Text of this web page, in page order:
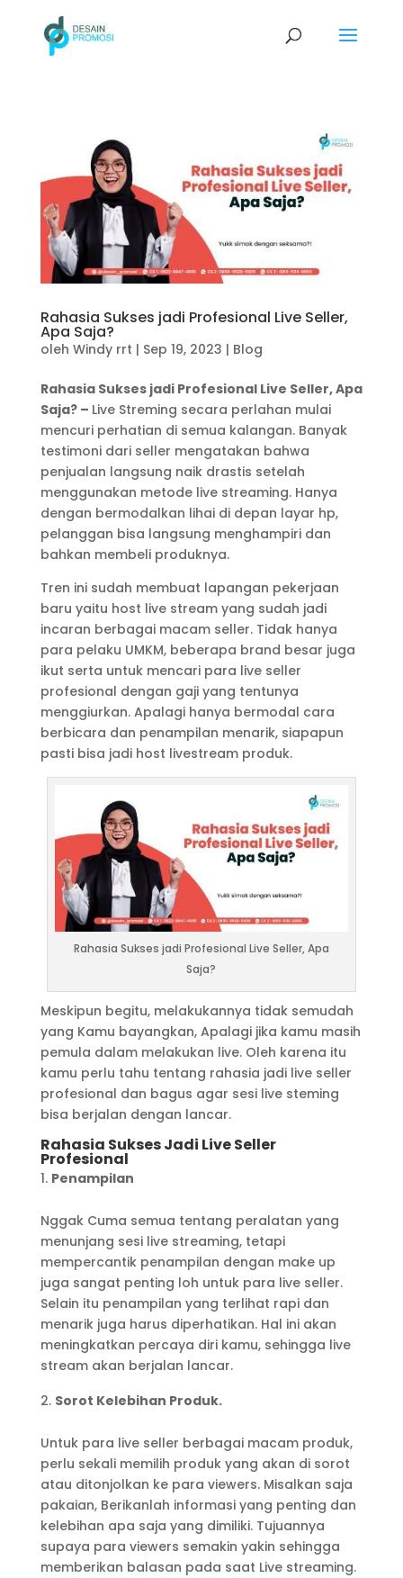
Rahasia Sukses jadi Profesional Live Seller,
Apa Saja?
oleh Windy rrt | Sep 19, 2023 | Blog
Rahasia Sukses jadi Profesional Live Seller, Apa
Saja? – Live Streming secara perlahan mulai
mencuri perhatian di semua kalangan. Banyak
testimoni dari seller mengatakan bahwa
penjualan langsung naik drastis setelah
menggunakan metode live streaming. Hanya
dengan bermodalkan lihai di depan layar hp,
pelanggan bisa langsung menghampiri dan
bahkan membeli produknya.
Tren ini sudah membuat lapangan pekerjaan
baru yaitu host live stream yang sudah jadi
incaran berbagai macam seller. Tidak hanya
para pelaku UMKM, beberapa brand besar juga
ikut serta untuk mencari para live seller
profesional dengan gaji yang tentunya
menggiurkan. Apalagi hanya bermodal cara
berbicara dan penampilan menarik, siapapun
pasti bisa jadi host livestream produk.
Rahasia Sukses jadi Profesional Live Seller, Apa
Saja?
Meskipun begitu, melakukannya tidak semudah
yang Kamu bayangkan, Apalagi jika kamu masih
pemula dalam melakukan live. Oleh karena itu
kamu perlu tahu tentang rahasia jadi live seller
profesional dan bagus agar sesi live steming
bisa berjalan dengan lancar.
Rahasia Sukses Jadi Live Seller
Profesional
Penampilan
Nggak Cuma semua tentang peralatan yang
menunjang sesi live streaming, tetapi
mempercantik penampilan dengan make up
juga sangat penting loh untuk para live seller.
Selain itu penampilan yang terlihat rapi dan
menarik juga harus diperhatikan. Hal ini akan
meningkatkan percaya diri kamu, sehingga live
stream akan berjalan lancar.
Sorot Kelebihan Produk.
Untuk para live seller berbagai macam produk,
perlu sekali memilih produk yang akan di sorot
atau ditonjolkan ke para viewers. Misalkan saja
pakaian, Berikanlah informasi yang penting dan
kelebihan apa saja yang dimiliki. Tujuannya
supaya para viewers semakin yakin sehingga
memberikan balasan pada saat Live streaming.